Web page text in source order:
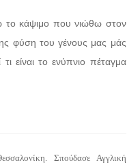
το κάψιμο που νιώθω στον
φύση του γένους μας μάς
είναι το ενύπνιο πέταγμα
Σπούδασε Αγγλική